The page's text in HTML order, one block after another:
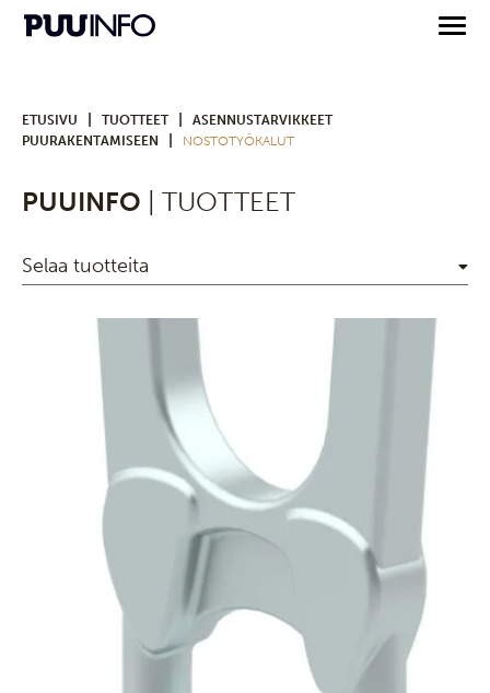
ETUSIVU TUOTTEET
ASENNUSTARVIKKEET
PUURAKENTAMISEEN
NOSTOTYÖKALUT
PUUINFO | TUOTTEET
Selaa tuotteita